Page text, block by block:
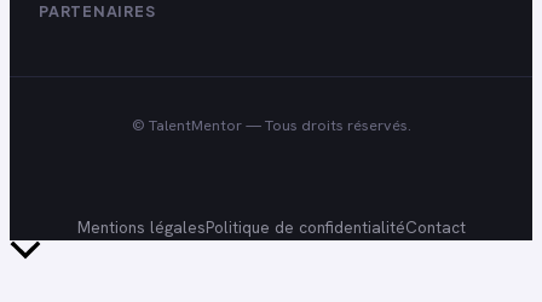
PARTENAIRES
© TalentMentor— Tous droits réservés.
Mentions légalesPolitique de confidentialitéContact